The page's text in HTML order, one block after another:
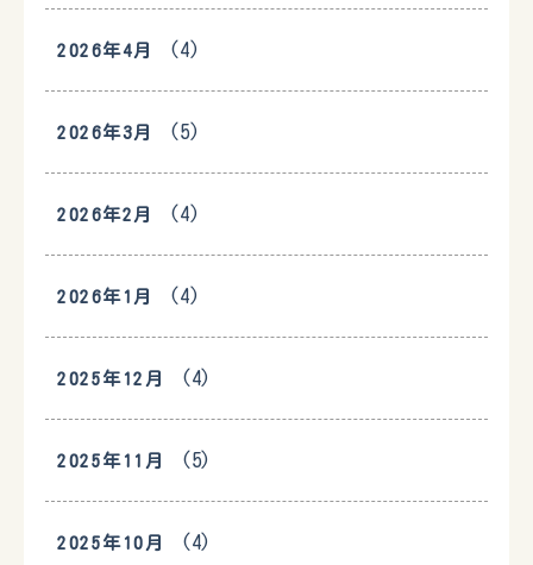
2026年4月 (4)
2026年3月 (5)
2026年2月 (4)
2026年1月 (4)
2025年12月 (4)
2025年11月 (5)
2025年10月 (4)